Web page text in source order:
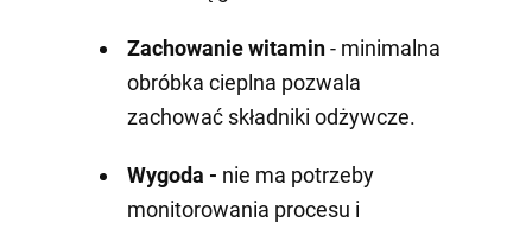
Zachowanie witamin- minimalna
obróbka cieplna pozwala
zachować składniki odżywcze.
Wygoda - nie ma potrzeby
monitorowania procesu i